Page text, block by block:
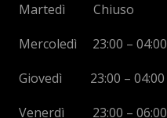
Martedì Chiuso
Mercoledì 23:00 – 04:00
Giovedì 23:00 – 04:00
Venerdì 23:00 – 06:00